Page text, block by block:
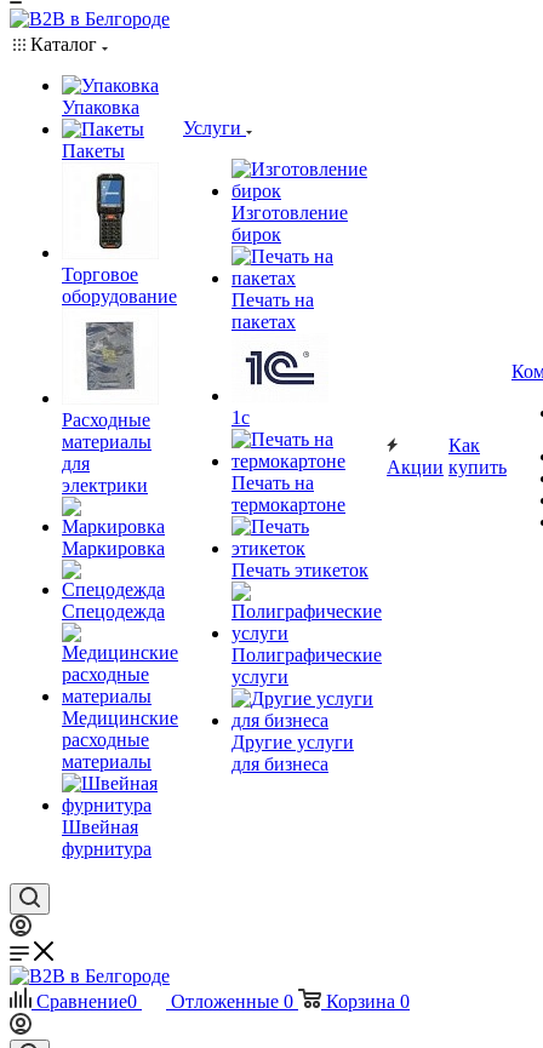
Каталог
Упаковка
Пакеты
Торговое
оборудование
Расходные
материалы
для
электрики
Маркировка
Спецодежда
Медицинские
расходные
материалы
Швейная
фурнитура
Услуги
Изготовление
бирок
Печать на
пакетах
1c
Печать на
термокартоне
Печать этикеток
Полиграфические
услуги
Другие услуги
для бизнеса
Акции
Как
купить
Сравнение0 Отложенные 0 Корзина 0